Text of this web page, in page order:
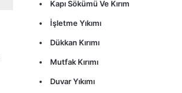
Kapı Sökümü Ve Kırım
İşletme Yıkımı
Dükkan Kırımı
Mutfak Kırımı
Duvar Yıkımı